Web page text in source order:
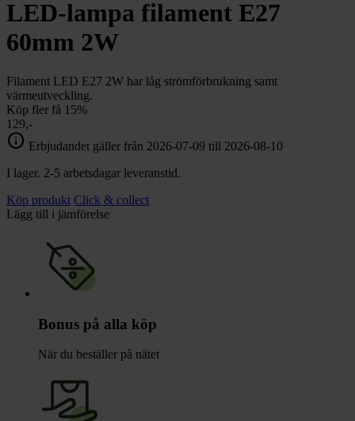
Toalett
Grill & Fritid chevron_right
Lacanche
LED-lampa filament E27
60mm 2W
Filament LED E27 2W har låg strömförbrukning samt
värmeutveckling.
Köp fler få 15%
129,-
info Erbjudandet gäller från 2026-07-09 till 2026-08-10
I lager. 2-5 arbetsdagar leveranstid.
Köp produkt Click & collect
Lägg till i jämförelse
Bonus på alla köp
När du beställer på nätet